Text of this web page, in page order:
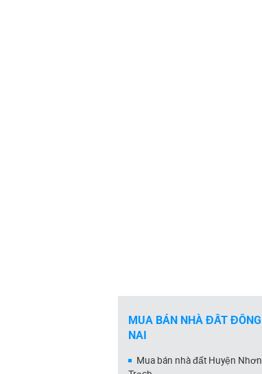
MUA BÁN NHÀ ĐẤT ĐỒNG
NAI
Mua bán nhà đất Huyện Nhơn